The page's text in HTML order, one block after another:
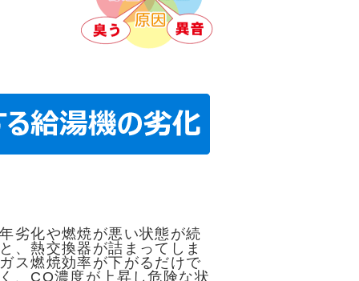
劣化や燃焼が悪い状態が続
、熱交換器が詰まってしま
ス燃焼効率が下がるだけで
、CO濃度が上昇し危険な状